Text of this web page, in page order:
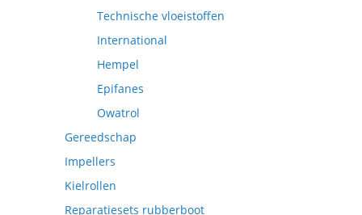
Technische vloeistoffen
International
Hempel
Epifanes
Owatrol
Gereedschap
Impellers
Kielrollen
Reparatiesets rubberboot